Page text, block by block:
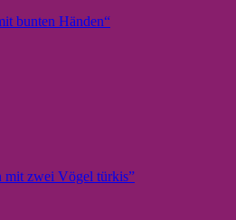
bunten Händen“
mit zwei Vögel türkis”